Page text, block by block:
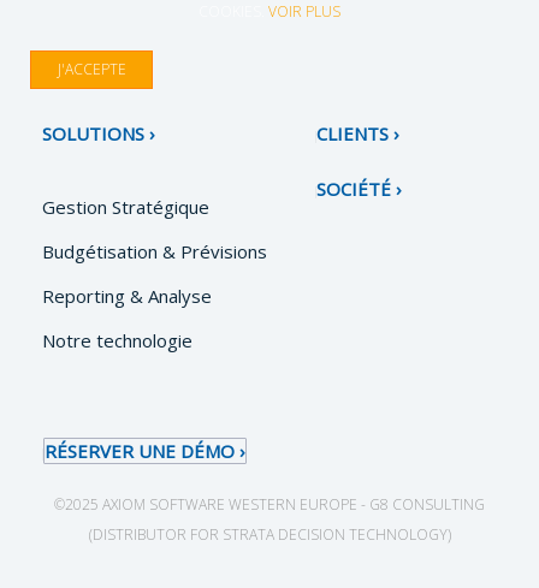
VOIR PLUS
J'ACCEPTE
SOLUTIONS
Gestion Stratégique
Budgétisation & Prévisions
Reporting & Analyse
Notre technologie
CLIENTS
SOCIÉTÉ
RÉSERVER UNE DÉMO
©2025 AXIOM SOFTWARE WESTERN EUROPE - G8 CONSULTING
(DISTRIBUTOR FOR STRATA DECISION TECHNOLOGY)